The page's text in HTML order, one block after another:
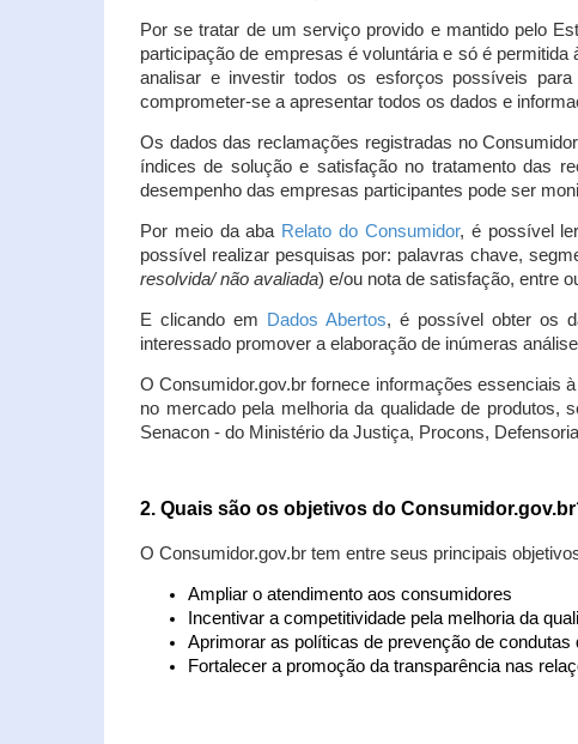
Por se tratar de um serviço provido e mantido pelo
participação de empresas é voluntária e só é
analisar e investir todos os esforços possíveis
comprometer-se a apresentar todos os dados e
Os dados das reclamações registradas no
índices de solução e satisfação no tratamento das
desempenho das empresas participantes pode ser
Por meio da aba Relato do Consumidor, é possível
possível realizar pesquisas por: palavras chave,
resolvida/ não avaliada) e/ou nota de satisfação, entre
E clicando em Dados Abertos, é possível obter os
interessado promover a elaboração de inúmeras
O Consumidor.gov.br fornece informações essenciais
no mercado pela melhoria da qualidade de produtos,
Senacon - do Ministério da Justiça, Procons,
2. Quais são os objetivos do
O Consumidor.gov.br tem entre seus principais
Ampliar o atendimento aos consumidores
Incentivar a competitividade pela melhoria da
Aprimorar as políticas de prevenção de
Fortalecer a promoção da transparência nas